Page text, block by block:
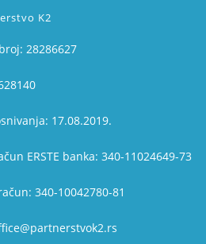
K2
28286627
17.08.2019.
ERSTE banka: 340-11024649-73
340-10042780-81